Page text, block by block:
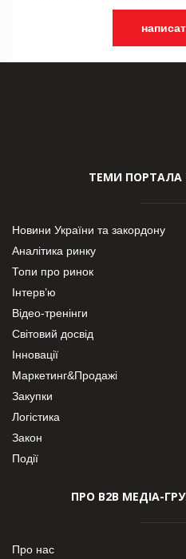
ТЕМИ ПОРТАЛА
Новини України та закордону
Аналітика ринку
Топи про ринок
Інтерв’ю
Відео-тренінги
Світовий досвід
Інновації
Маркетинг&Продажі
Закупки
Логістика
Закон
Події
ПРО В2В МЕДІА-
Про нас